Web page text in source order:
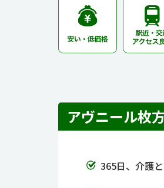
アヴニール枚
365日、介護